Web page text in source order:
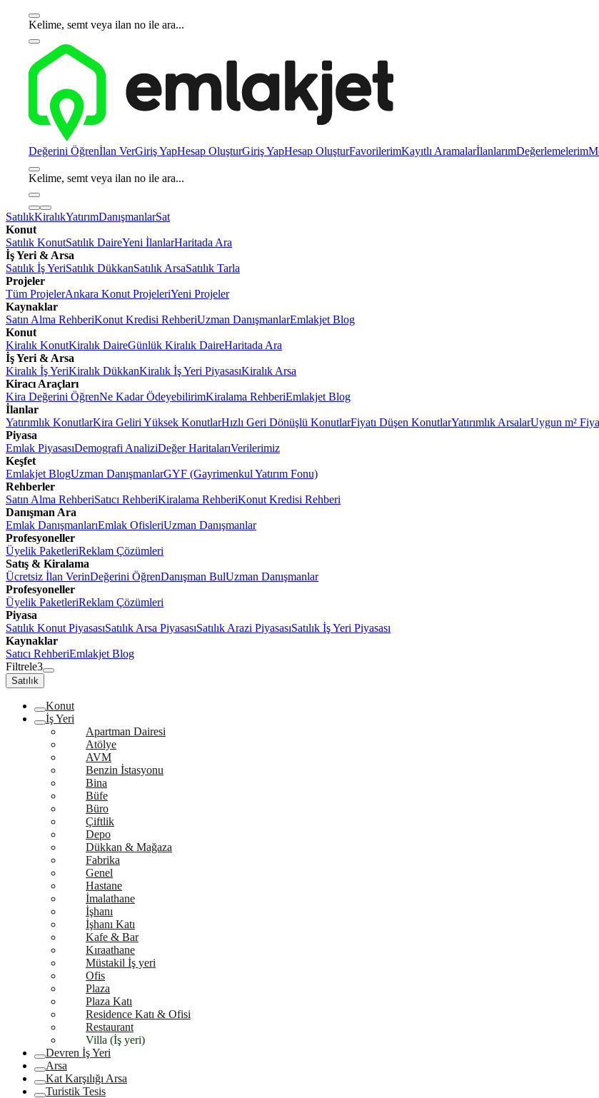
Kelime, semt veya ilan no ile ara...
Değerini Öğrenİlan VerGiriş YapHesap OluşturGiriş YapHesap OluşturFavorilerimKayıtlı AramalarİlanlarımDeğerlemelerim
Kelime, semt veya ilan no ile ara...
SatılıkKiralıkYatırımDanışmanlarSat
Konut
Satılık KonutSatılık DaireYeni İlanlarHaritada Ara
İş Yeri & Arsa
Satılık İş YeriSatılık DükkanSatılık ArsaSatılık Tarla
Projeler
Tüm ProjelerAnkara Konut ProjeleriYeni Projeler
Kaynaklar
Satın Alma RehberiKonut Kredisi RehberiUzman DanışmanlarEmlakjet Blog
Konut
Kiralık KonutKiralık DaireGünlük Kiralık DaireHaritada Ara
İş Yeri & Arsa
Kiralık İş YeriKiralık DükkanKiralık İş Yeri PiyasasıKiralık Arsa
Kiracı Araçları
Kira Değerini ÖğrenNe Kadar ÖdeyebilirimKiralama RehberiEmlakjet Blog
İlanlar
Yatırımlık KonutlarKira Geliri Yüksek KonutlarHızlı Geri Dönüşlü KonutlarFiyatı Düşen KonutlarYatırımlık ArsalarUygun m²
Piyasa
Emlak PiyasasıDemografi AnaliziDeğer HaritalarıVerilerimiz
Keşfet
Emlakjet BlogUzman DanışmanlarGYF (Gayrimenkul Yatırım Fonu)
Rehberler
Satın Alma RehberiSatıcı RehberiKiralama RehberiKonut Kredisi Rehberi
Danışman Ara
Emlak DanışmanlarıEmlak OfisleriUzman Danışmanlar
Profesyoneller
Üyelik PaketleriReklam Çözümleri
Satış & Kiralama
Ücretsiz İlan VerinDeğerini ÖğrenDanışman BulUzman Danışmanlar
Profesyoneller
Üyelik PaketleriReklam Çözümleri
Piyasa
Satılık Konut PiyasasıSatılık Arsa PiyasasıSatılık Arazi PiyasasıSatılık İş Yeri Piyasası
Kaynaklar
Satıcı RehberiEmlakjet Blog
Filtrele3
Satılık
Konut
İş Yeri
Apartman Dairesi
Atölye
AVM
Benzin İstasyonu
Bina
Büfe
Büro
Çiftlik
Depo
Dükkan & Mağaza
Fabrika
Genel
Hastane
İmalathane
İşhanı
İşhanı Katı
Kafe & Bar
Kıraathane
Müstakil İş yeri
Ofis
Plaza
Plaza Katı
Residence Katı & Ofisi
Restaurant
Villa (İş yeri)
Devren İş Yeri
Arsa
Kat Karşılığı Arsa
Turistik Tesis